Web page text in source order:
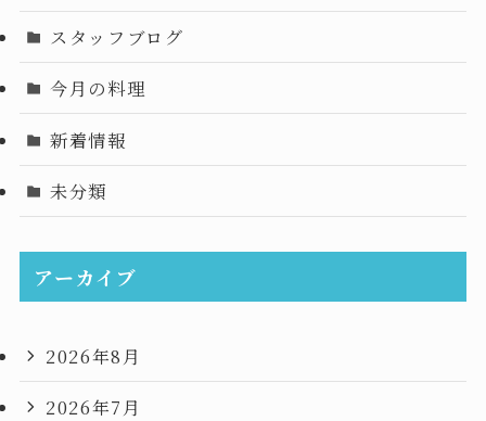
スタッフブログ
今月の料理
新着情報
未分類
アーカイブ
2026年8月
2026年7月